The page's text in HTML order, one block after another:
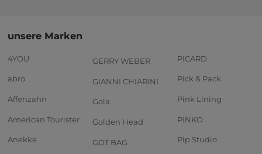
unsere Marken
4YOU
abro
Affenzahn
American Tourister
Anekke
GERRY WEBER
GIANNI CHIARINI
Gola
Golden Head
GOT BAG
PICARD
Pick & Pack
Pink Lining
PINKO
Pip Studio